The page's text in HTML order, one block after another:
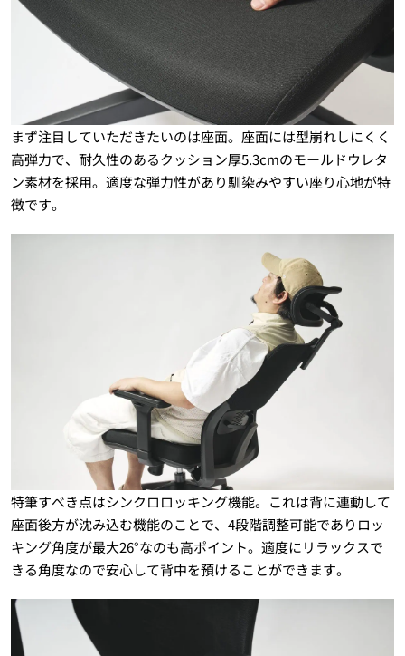
まず注目していただきたいのは座面。座面には型崩れしにくく
高弾力で、耐久性のあるクッション厚5.3cmのモールドウレタ
ン素材を採用。適度な弾力性があり馴染みやすい座り心地が特
徴です。
特筆すべき点はシンクロロッキング機能。これは背に連動して
座面後方が沈み込む機能のことで、4段階調整可能でありロッ
キング角度が最大26°なのも高ポイント。適度にリラックスで
きる角度なので安心して背中を預けることができます。